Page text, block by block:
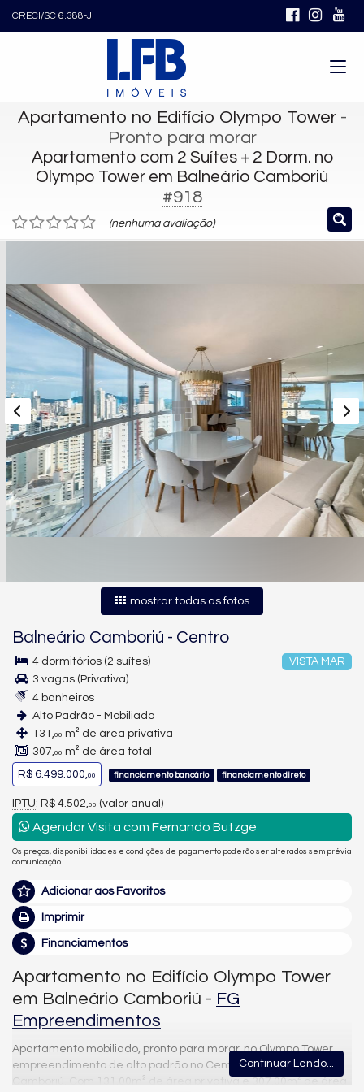
CRECI/SC 6.388-J
Apartamento no Edifício Olympo Tower-
Pronto para morar
Apartamento com 2 Suítes + 2 Dorm. no
Olympo Tower em Balneário Camboriú
#918
(nenhuma avaliação)
mostrar todas as fotos
Balneário Camboriú - Centro
VISTA MAR
4 dormitórios (2 suítes)
3 vagas (Privativa)
4 banheiros
Alto Padrão - Mobiliado
131,00 m² de área privativa
307,00 m² de área total
R$ 6.499.000,00 financiamento bancário financiamento direto
IPTU: R$ 4.502, 00 (valor anual)
Agendar Visita com Fernando Butzge
Os preços, disponibilidades e condições de pagamento poderão ser alterados sem prévia
comunicação.
Adicionar aos Favoritos
Imprimir
Financiamentos
Apartamento no Edifício Olympo Tower
em Balneário Camboriú - FG
Empreendimentos
Apartamento mobiliado, pronto para morar, no Olympo Tower,
empreendimento de alto padrão no Centro de Balneário
Camboriú. Com 131,00m² de área privativa e 307,00m² de área
Continuar Lendo...